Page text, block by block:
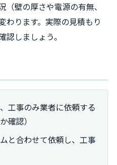
壁の厚さや電源の有無、
わります。実際の見積もり
しましょう。
工事のみ業者に依頼する
確認）
と合わせて依頼し、工事